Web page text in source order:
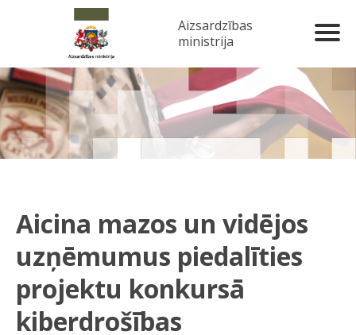
Aizsardzības
ministrija
Aicina mazos un vidējos
uzņēmumus piedalīties
projektu konkursā
kiberdrošības